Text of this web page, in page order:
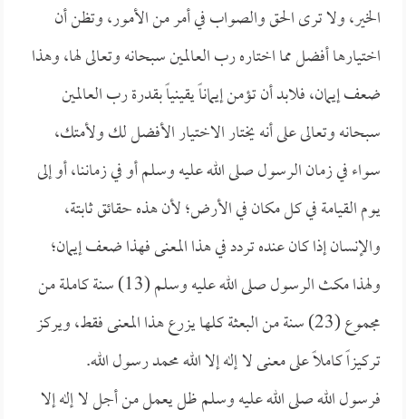
الخير، ولا ترى الحق والصواب في أمر من الأمور، وتظن أن
اختيارها أفضل مما اختاره رب العالمين سبحانه وتعالى لها، وهذا
ضعف إيمان، فلابد أن تؤمن إيماناً يقينياً بقدرة رب العالمين
سبحانه وتعالى على أنه يختار الاختيار الأفضل لك ولأمتك،
سواء في زمان الرسول صلى الله عليه وسلم أو في زماننا، أو إلى
يوم القيامة في كل مكان في الأرض؛ لأن هذه حقائق ثابتة،
والإنسان إذا كان عنده تردد في هذا المعنى فهذا ضعف إيمان؛
ولهذا مكث الرسول صلى الله عليه وسلم (13) سنة كاملة من
مجموع (23) سنة من البعثة كلها يزرع هذا المعنى فقط، ويركز
تركيزاً كاملاً على معنى لا إله إلا الله محمد رسول الله.
فرسول الله صلى الله عليه وسلم ظل يعمل من أجل لا إله إلا